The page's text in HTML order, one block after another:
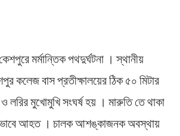
মর্মান্তিক পথদুর্ঘটনা । স্থানীয়
কলেজ বাস প্রতীক্ষালয়ের ঠিক ৫০ মিটার
মুখোমুখি সংঘর্ষ হয় । মারুতি তে থাকা
আহত । চালক আশঙ্কাজনক অবস্থায়